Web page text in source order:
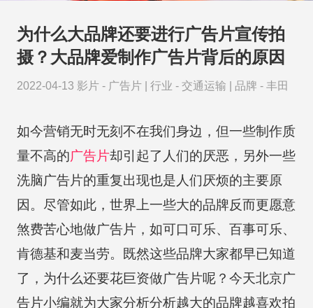
为什么大品牌还要进行广告片宣传拍
摄？大品牌爱制作广告片背后的原因
2022-04-13 影片 - 广告片 行业 - 交通运输 品牌 - 丰田
如今营销无时无刻不在我们身边，但一些制作质
量不高的广告片却引起了人们的厌恶，另外一些
洗脑广告片的重复出现也是人们厌烦的主要原
因。尽管如此，世界上一些大的品牌反而更愿意
煞费苦心地做广告片，如可口可乐、百事可乐、
肯德基和麦当劳。既然这些品牌大家都早已知道
了，为什么还要花巨资做广告片呢？今天北京广
告片小编就为大家分析分析越大的品牌越喜欢拍